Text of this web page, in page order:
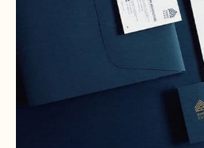
查看案例